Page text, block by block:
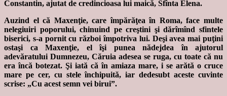
Constantin, ajutat de credincioasa lui maică, Sfînta Elena.
Auzind el că Maxenţie, care împărăţea în Roma, face multe
nelegiuiri poporului, chinuind pe creştini şi dărîmînd sfintele
biserici, s-a pornit cu război împotriva lui. Deşi avea mai puţini
ostaşi ca Maxenţie, el îşi punea nădejdea în ajutorul
adevăratului Dumnezeu, Căruia adesea se ruga, cu toate că nu
era încă botezat. Şi iată că în amiaza mare, i se arătă o cruce
mare pe cer, cu stele închipuită, iar dedesubt aceste cuvinte
scrise: „Cu acest semn vei birui”.